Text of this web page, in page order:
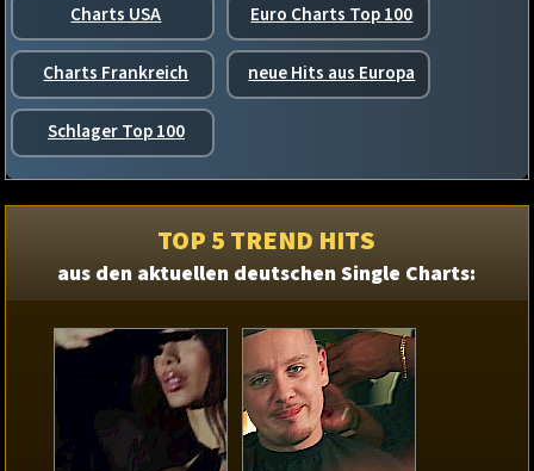
Charts USA Euro Charts Top 100
Charts Frankreich neue Hits aus Europa
Schlager Top 100
TOP 5 TREND HITS
aus den aktuellen deutschen Single Charts: